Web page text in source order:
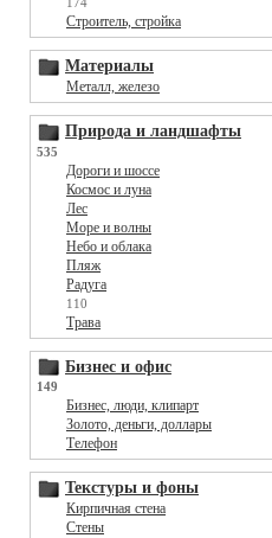
Строитель, стройка
Материалы
Металл, железо
Природа и ландшафты
535
Дороги и шоссе
Космос и луна
Лес
Море и волны
Небо и облака
Пляж
Радуга
110
Трава
Бизнес и офис
149
Бизнес, люди, клипарт
Золото, деньги, доллары
Телефон
Текстуры и фоны
Кирпичная стена
Стены